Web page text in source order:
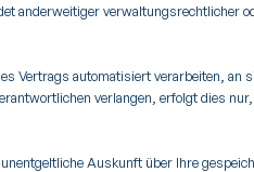
anderweitiger verwaltungsrechtlicher
Vertrags automatisiert verarbeiten, an
verlangen, erfolgt dies
Auskunft über Ihre